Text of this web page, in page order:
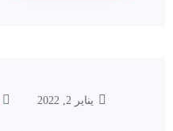
يناير 2, 2022